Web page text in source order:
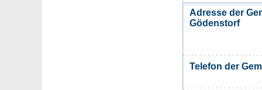
Adresse der
Gödenstorf
Telefon der